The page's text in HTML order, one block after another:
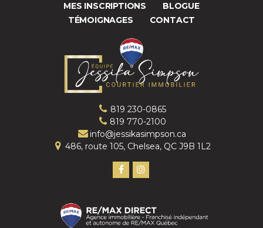
MES INSCRIPTIONS
BLOGUE
TÉMOIGNAGES
CONTACT
819 230-0865
819 770-2100
info@jessikasimpson.ca
486, route 105, Chelsea, QC J9B 1L2